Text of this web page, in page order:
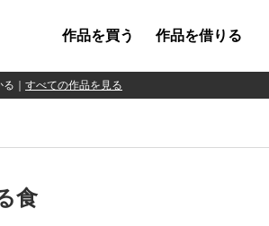
作品を買う 作品を借りる
る すべての作品を見る
食